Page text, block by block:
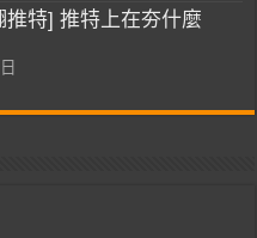
推特] 推特上在夯什麼